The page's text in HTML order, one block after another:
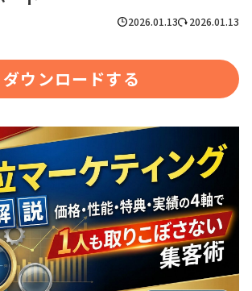
報酬型コストダウン
長ビルダー視察会・勉強会
ジェクト事例
イアントボイス
ち情報
ダウンロード
ナー
2026.01.13 2026.01.13
ダウンロードする